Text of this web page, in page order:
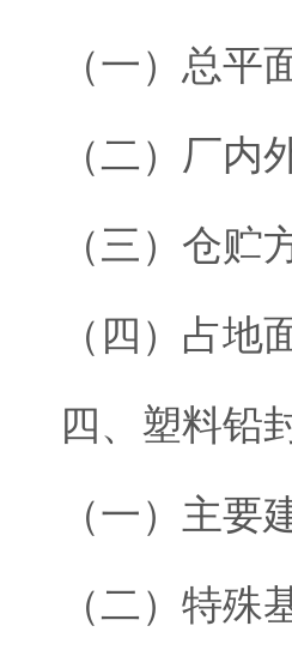
（一）总平
（二）厂内
（三）仓贮
（四）占地
四、塑料铅
（一）主
（二）特殊